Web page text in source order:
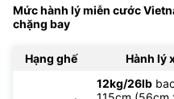
Mức hành lý miễn cước
chặng bay
Hạng ghế Hành lý
12kg/26lb